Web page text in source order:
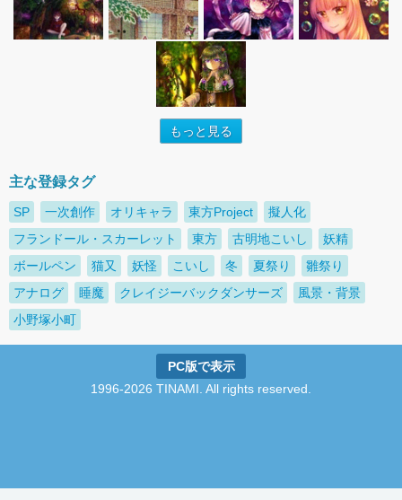
もっと見る
主な登録タグ
SP 一次創作 オリキャラ 東方Project
擬人化
フランドール・スカーレット
東方 古明地こいし
妖精
ボールペン
猫又 妖怪 こいし 冬 夏祭り
雛祭り
アナログ
睡魔 クレイジーバックダンサーズ
風景・背景
小野塚小町
PC版で表示
1996-2026 TINAMI. All rights reserved.